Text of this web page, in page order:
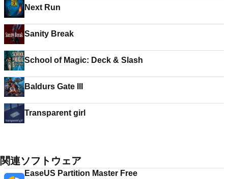
Next Run
Sanity Break
School of Magic: Deck & Slash
Baldurs Gate III
Transparent girl
関連ソフトウェア
EaseUS Partition Master Free